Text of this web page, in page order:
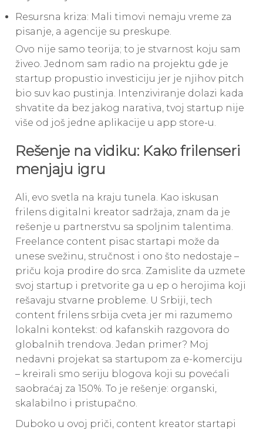
Resursna kriza: Mali timovi nemaju vreme za
pisanje, a agencije su preskupe.
Ovo nije samo teorija; to je stvarnost koju sam
živeo. Jednom sam radio na projektu gde je
startup propustio investiciju jer je njihov pitch
bio suv kao pustinja. Intenziviranje dolazi kada
shvatite da bez jakog narativa, tvoj startup nije
više od još jedne aplikacije u app store-u.
Rešenje na vidiku: Kako frilenseri
menjaju igru
Ali, evo svetla na kraju tunela. Kao iskusan
frilens digitalni kreator sadržaja, znam da je
rešenje u partnerstvu sa spoljnim talentima.
Freelance content pisac startapi može da
unese svežinu, stručnost i ono što nedostaje –
priču koja prodire do srca. Zamislite da uzmete
svoj startup i pretvorite ga u ep o herojima koji
rešavaju stvarne probleme. U Srbiji, tech
content frilens srbija cveta jer mi razumemo
lokalni kontekst: od kafanskih razgovora do
globalnih trendova. Jedan primer? Moj
nedavni projekat sa startupom za e-komerciju
– kreirali smo seriju blogova koji su povećali
saobraćaj za 150%. To je rešenje: organski,
skalabilno i pristupačno.
Duboko u ovoj priči, content kreator startapi